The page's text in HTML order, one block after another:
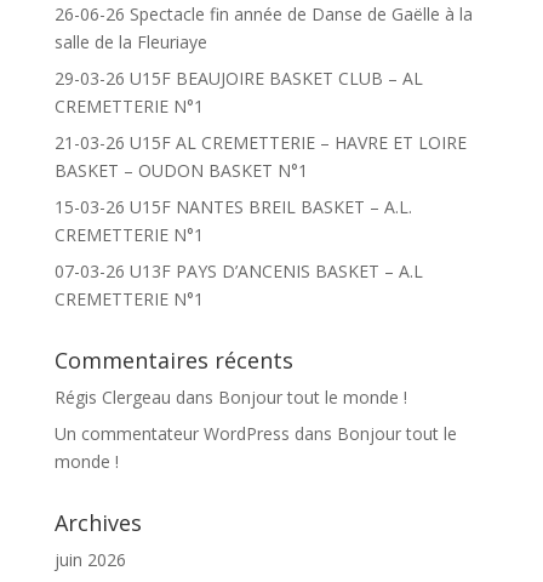
26-06-26 Spectacle fin année de Danse de Gaëlle à la
salle de la Fleuriaye
29-03-26 U15F BEAUJOIRE BASKET CLUB – AL
CREMETTERIE N°1
21-03-26 U15F AL CREMETTERIE – HAVRE ET LOIRE
BASKET – OUDON BASKET N°1
15-03-26 U15F NANTES BREIL BASKET – A.L.
CREMETTERIE N°1
07-03-26 U13F PAYS D’ANCENIS BASKET – A.L
CREMETTERIE N°1
Commentaires récents
Régis Clergeau dans Bonjour tout le monde !
Un commentateur WordPress dans Bonjour tout le
monde !
Archives
juin 2026